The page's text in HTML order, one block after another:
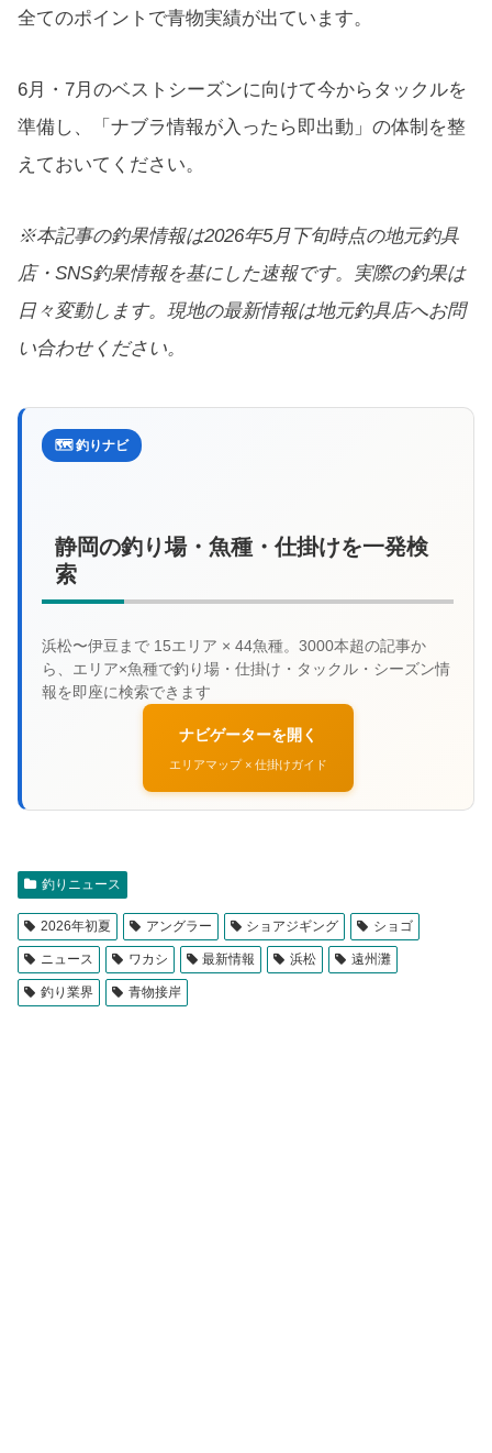
全てのポイントで青物実績が出ています。
6月・7月のベストシーズンに向けて今からタックルを
準備し、「ナブラ情報が入ったら即出動」の体制を整
えておいてください。
※本記事の釣果情報は2026年5月下旬時点の地元釣具
店・SNS釣果情報を基にした速報です。実際の釣果は
日々変動します。現地の最新情報は地元釣具店へお問
い合わせください。
🗺️ 釣りナビ
静岡の釣り場・魚種・仕掛けを一発検
索
ナビゲーターを開く
エリアマップ × 仕掛けガイド
釣りニュース
2026年初夏 アングラー ショアジギング ショゴ
ニュース ワカシ 最新情報 浜松 遠州灘
釣り業界 青物接岸